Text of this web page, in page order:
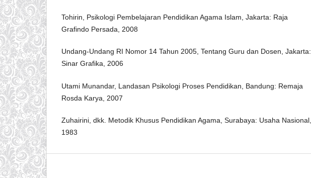
Tohirin, Psikologi Pembelajaran Pendidikan Agama Islam, Jakarta: Raja
Grafindo Persada, 2008
Undang-Undang RI Nomor 14 Tahun 2005, Tentang Guru dan Dosen, Jakarta:
Sinar Grafika, 2006
Utami Munandar, Landasan Psikologi Proses Pendidikan, Bandung: Remaja
Rosda Karya, 2007
Zuhairini, dkk. Metodik Khusus Pendidikan Agama, Surabaya: Usaha Nasional,
1983